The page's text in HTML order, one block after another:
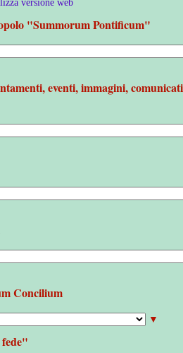
"Summorum Pontificum"
eventi, immagini, comunicati
Concilium
▼